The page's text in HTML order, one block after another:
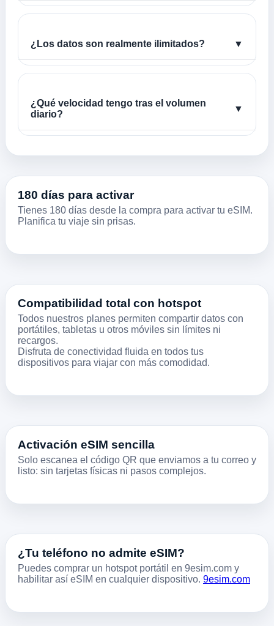
¿Los datos son realmente ilimitados? ▼
¿Qué velocidad tengo tras el volumen
diario?
▼
180 días para activar
Tienes 180 días desde la compra para activar tu eSIM.
Planifica tu viaje sin prisas.
Compatibilidad total con hotspot
Todos nuestros planes permiten compartir datos con
portátiles, tabletas u otros móviles sin límites ni
recargos.
Disfruta de conectividad fluida en todos tus
dispositivos para viajar con más comodidad.
Activación eSIM sencilla
Solo escanea el código QR que enviamos a tu correo y
listo: sin tarjetas físicas ni pasos complejos.
¿Tu teléfono no admite eSIM?
Puedes comprar un hotspot portátil en 9esim.com y
habilitar así eSIM en cualquier dispositivo. 9esim.com